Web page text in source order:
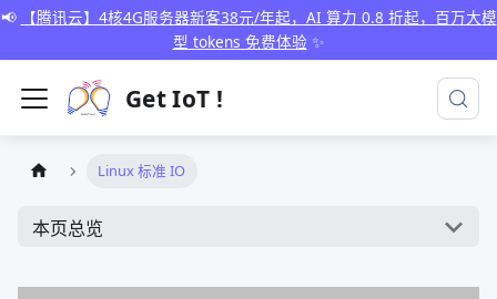
📢
【腾讯云】4核4G服务器新客38元/年起，AI 算力 0.8 折起，百万大模
型 tokens 免费体验 ✨
Get IoT !
Linux 标准 IO
本页总览